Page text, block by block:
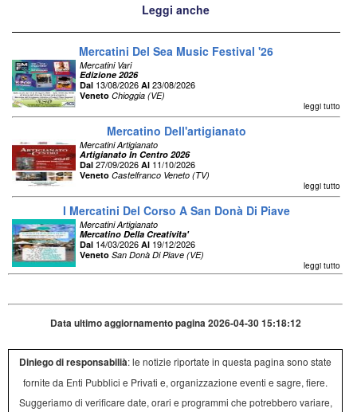
Leggi anche
Mercatini Del Sea Music Festival '26
Mercatini Vari
Edizione 2026
Dal 13/08/2026 Al 23/08/2026
Veneto Chioggia (VE)
leggi tutto
Mercatino Dell'artigianato
Mercatini Artigianato
Artigianato In Centro 2026
Dal 27/09/2026 Al 11/10/2026
Veneto Castelfranco Veneto (TV)
leggi tutto
I Mercatini Del Corso A San Donà Di Piave
Mercatini Artigianato
Mercatino Della Creativita'
Dal 14/03/2026 Al 19/12/2026
Veneto San Donà Di Piave (VE)
leggi tutto
Data ultimo aggiornamento pagina 2026-04-30 15:18:12
Diniego di responsabilià: le notizie riportate in questa pagina sono state
fornite da Enti Pubblici e Privati e, organizzazione eventi e sagre, fiere.
Suggeriamo di verificare date, orari e programmi che potrebbero variare,